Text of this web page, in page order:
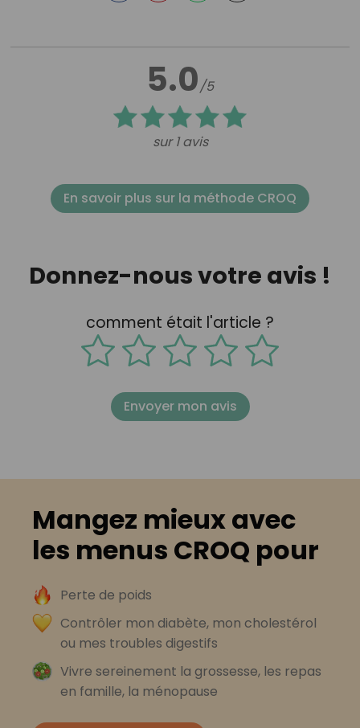
5.0/5
sur 1 avis
En savoir plus sur la méthode CROQ
Donnez-nous votre avis !
comment était l'article ?
Envoyer mon avis
Mangez mieux avec
les menus CROQ pour
Perte de poids
Contrôler mon diabète, mon cholestérol
ou mes troubles digestifs
Vivre sereinement la grossesse, les repas
en famille, la ménopause